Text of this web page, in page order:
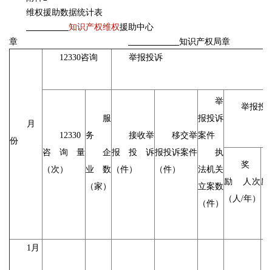
维权援助数据统计表
知识产权维权援助中心
章
知识产权局章
月
份
12330咨询 举报投诉
12330
咨询量
（次）
服
务
企
业数
（家）
接收举
报投诉
（件）
移交举
报投诉案件
（件）
举
报投诉
案件
执
法机关
立案数
（件）
举报投
奖
励 人次
（人/年）
1月